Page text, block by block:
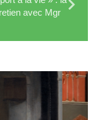
avec Mgr